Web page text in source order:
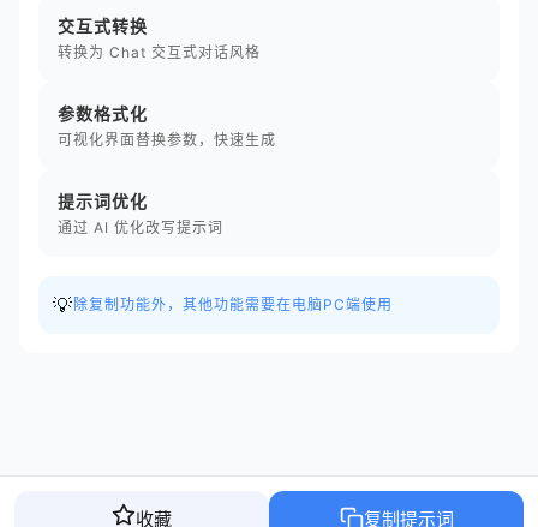
交互式转换
转换为 Chat 交互式对话风格
参数格式化
可视化界面替换参数，快速生成
提示词优化
通过 AI 优化改写提示词
💡 除复制功能外，其他功能需要在电脑PC端使用
收藏 复制提示词